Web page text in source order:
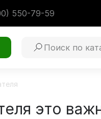
550-79-59
это